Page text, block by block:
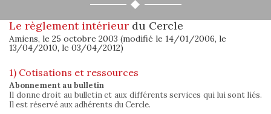
Le règlement intérieur du Cercle
Amiens, le 25 octobre 2003 (modifié le 14/01/2006, le
13/04/2010, le 03/04/2012)
1) Cotisations et ressources
Abonnement au bulletin
Il donne droit au bulletin et aux différents services qui lui sont liés.
Il est réservé aux adhérents du Cercle.